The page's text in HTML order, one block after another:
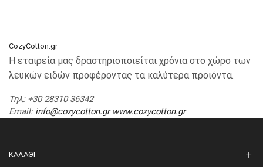
CozyCotton.gr
Η εταιρεία μας δραστηριοποιείται χρόνια στο χώρο των
λευκών ειδών προφέροντας τα καλύτερα προιόντα.
Τηλ: +30 28310 36342
Email: info@cozycotton.gr www.cozycotton.gr
ΚΑΛΆΘΙ